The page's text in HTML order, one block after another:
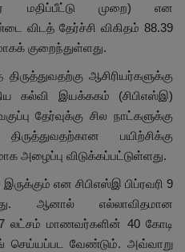
மதிப்பீட்டு முறை) என
விடத் தேர்ச்சி விகிதம் 88.39
குறைந்துள்ளது.
ஆசிரியர்களுக்கு
கல்வி இயக்ககம் (சிபிஎஸ்இ)
தேர்வுக்கு சில நாட்களுக்கு
பயிற்சிக்கு
அழைப்பு விடுக்கப்பட்டுள்ளது.
என சிபிஎஸ்இ பிப்ரவரி 9
ஆனால் எல்லாவிதமான
லட்சம் மாணவர்களின் 40 கோடி
செய்யப்பட வேண்டும். அவ்வாறு